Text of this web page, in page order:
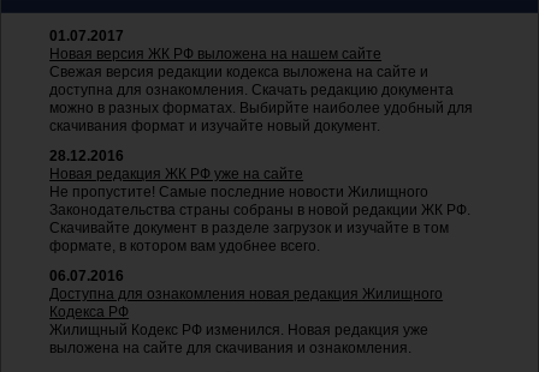
01.07.2017
Новая версия ЖК РФ выложена на нашем сайте
Свежая версия редакции кодекса выложена на сайте и
доступна для ознакомления. Скачать редакцию документа
можно в разных форматах. Выбирйте наиболее удобный для
скачивания формат и изучайте новый документ.
28.12.2016
Новая редакция ЖК РФ уже на сайте
Не пропустите! Самые последние новости Жилищного
Законодательства страны собраны в новой редакции ЖК РФ.
Скачивайте документ в разделе загрузок и изучайте в том
формате, в котором вам удобнее всего.
06.07.2016
Доступна для ознакомления новая редакция Жилищного
Кодекса РФ
Жилищный Кодекс РФ изменился. Новая редакция уже
выложена на сайте для скачивания и ознакомления.